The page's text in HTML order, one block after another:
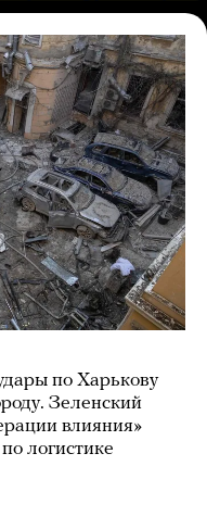
по Харькову
Зеленский
влияния»
логистике